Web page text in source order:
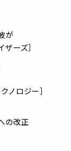
が
ーズ］
ノロジー］
の改正